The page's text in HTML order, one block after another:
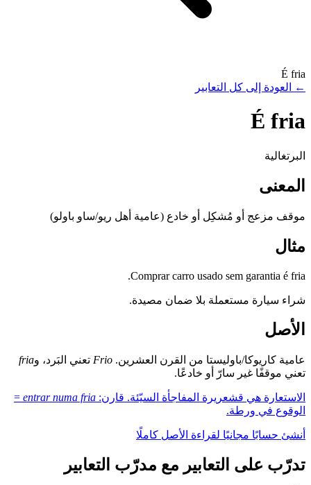
É fria
←
العودة إلى كل التعابير
É fria
البرتغالية
المعنى
موقف مزعج أو مُشكِل أو خادع (عامية أهل ريو/ساو باولو)
مثال
Comprar carro usado sem garantia é fria.
شراء سيارة مستعملة بلا ضمان مصيدة.
الأصل
عامية كاريوكا/باوليستا من القرن العشرين. Frio تعني البَرد، وfria
تعني موقفًا غير سارّ أو خادعًا.
الاستعارة هي قشعريرة المفاجأة السيّئة. قارن: entrar numa fria
=
الوقوع في ورطة.
أنشئ حسابًا مجانيًا لقراءة الأصل كاملًا
تدرّب على التعابير مع مدرّب التعابير